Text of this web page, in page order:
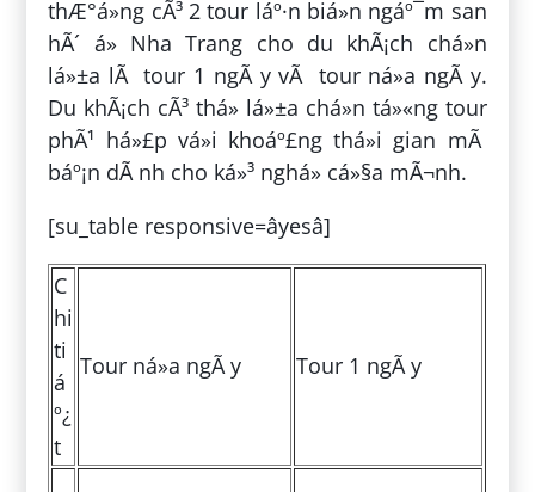
thÆ°á»ng cÃ³ 2 tour láº·n biá»n ngáº¯m san
hÃ´ á» Nha Trang cho du khÃ¡ch chá»n
lá»±a lÃ tour 1 ngÃ y vÃ tour ná»­a ngÃ y.
Du khÃ¡ch cÃ³ thá» lá»±a chá»n tá»«ng tour
phÃ¹ há»£p vá»i khoáº£ng thá»i gian mÃ
báº¡n dÃ nh cho ká»³ nghá» cá»§a mÃ¬nh.
[su_table responsive=âyesâ]
C
hi
ti
á
º¿
t
Tour ná»­a ngÃ y Tour 1 ngÃ y